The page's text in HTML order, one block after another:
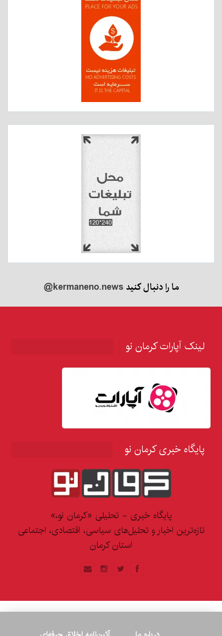
ما را دنبال کنید@kermaneno.news
لینک آپارات کرمان نو
پایگاه خبری کرمان نو
پایگاه خبری - تحلیلی «کرمان نو،»
تازه‌ترین اخبار و تحلیل‌های سیاسی، اقتصادی، اجتماعی
استان کرمان